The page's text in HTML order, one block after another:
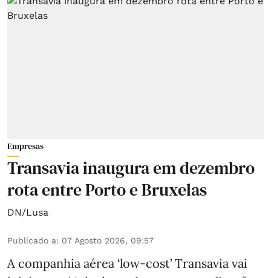
Empresas
Transavia inaugura em dezembro
rota entre Porto e Bruxelas
DN/Lusa
Publicado a: 07 Agosto 2026, 09:57
A companhia aérea ‘low-cost’ Transavia vai